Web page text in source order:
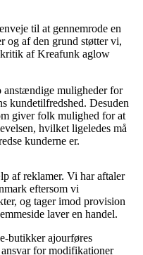
til at gennemrode en
og af den grund støtter vi,
kritik af Kreafunk aglow
anstændige muligheder for
kundetilfredshed. Desuden
giver folk mulighed for at
hvilket ligeledes må
kunderne er.
af reklamer. Vi har aftaler
eftersom vi
og tager imod provision
laver en handel.
butikker ajourføres
for modifikationer